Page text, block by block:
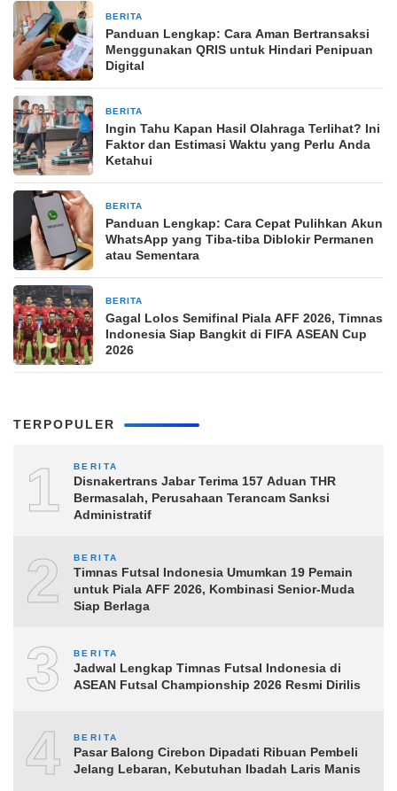
BERITA
Panduan Lengkap: Cara Aman Bertransaksi
Menggunakan QRIS untuk Hindari Penipuan
Digital
BERITA
Ingin Tahu Kapan Hasil Olahraga Terlihat? Ini
Faktor dan Estimasi Waktu yang Perlu Anda
Ketahui
BERITA
Panduan Lengkap: Cara Cepat Pulihkan Akun
WhatsApp yang Tiba-tiba Diblokir Permanen
atau Sementara
BERITA
Gagal Lolos Semifinal Piala AFF 2026, Timnas
Indonesia Siap Bangkit di FIFA ASEAN Cup
2026
TERPOPULER
1 BERITA
Disnakertrans Jabar Terima 157 Aduan THR
Bermasalah, Perusahaan Terancam Sanksi
Administratif
2 BERITA
Timnas Futsal Indonesia Umumkan 19 Pemain
untuk Piala AFF 2026, Kombinasi Senior-Muda
Siap Berlaga
3 BERITA
Jadwal Lengkap Timnas Futsal Indonesia di
ASEAN Futsal Championship 2026 Resmi Dirilis
4 BERITA
Pasar Balong Cirebon Dipadati Ribuan Pembeli
Jelang Lebaran, Kebutuhan Ibadah Laris Manis